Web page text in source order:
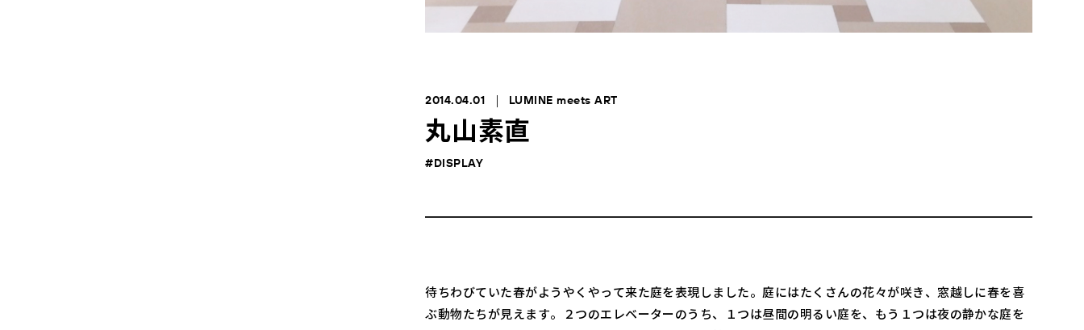
2014.04.01 LUMINE meets ART
丸山素直
#DISPLAY
待ちわびていた春がようやくやって来た庭を表現しました。庭にはたくさんの花々が咲き、窓越しに春を喜
ぶ動物たちが見えます。２つのエレベーターのうち、１つは昼間の明るい庭を、もう１つは夜の静かな庭を